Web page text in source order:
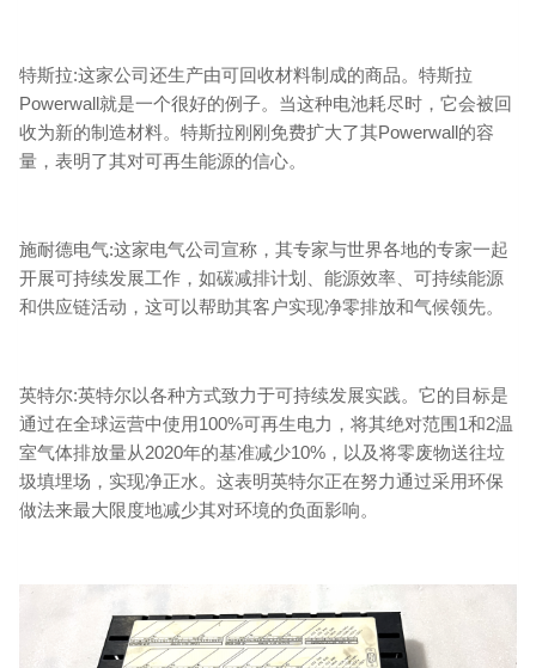
特斯拉:这家公司还生产由可回收材料制成的商品。特斯拉
Powerwall就是一个很好的例子。当这种电池耗尽时，它会被回
收为新的制造材料。特斯拉刚刚免费扩大了其Powerwall的容
量，表明了其对可再生能源的信心。
施耐德电气:这家电气公司宣称，其专家与世界各地的专家一起
开展可持续发展工作，如碳减排计划、能源效率、可持续能源
和供应链活动，这可以帮助其客户实现净零排放和气候领先。
英特尔:英特尔以各种方式致力于可持续发展实践。它的目标是
通过在全球运营中使用100%可再生电力，将其绝对范围1和2温
室气体排放量从2020年的基准减少10%，以及将零废物送往垃
圾填埋场，实现净正水。这表明英特尔正在努力通过采用环保
做法来最大限度地减少其对环境的负面影响。